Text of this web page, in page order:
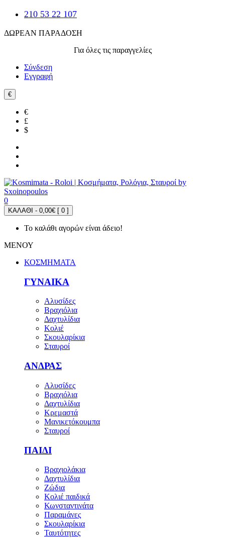
210 53 22 107
ΔΩΡΕΑΝ ΠΑΡΑΔΟΣΗ
Για όλες τις παραγγελίες
Σύνδεση
Εγγραφή
€
€
£
$
0
ΚΑΛΑΘΙ - 0,00€ [ 0 ]
Το καλάθι αγορών είναι άδειο!
ΜΕΝΟΥ
ΚΟΣΜΗΜΑΤΑ
ΓΥΝΑΙΚΑ
Αλυσίδες
Βραχιόλια
Δαχτυλίδια
Κολιέ
Σκουλαρίκια
Σταυροί
ΑΝΔΡΑΣ
Αλυσίδες
Βραχιόλια
Δαχτυλίδια
Κρεμαστά
Μανικετόκουμπα
Σταυροί
ΠΑΙΔΙ
Βραχιολάκια
Δαχτυλίδια
Ζώδια
Κολιέ παιδικά
Κωνσταντινάτα
Παραμάνες
Σκουλαρίκια
Ταυτότητες